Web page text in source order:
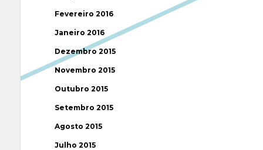
Fevereiro 2016
Janeiro 2016
Dezembro 2015
Novembro 2015
Outubro 2015
Setembro 2015
Agosto 2015
Julho 2015